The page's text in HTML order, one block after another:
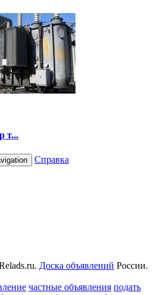
т...
Справка
Доска объявлений России.
частные объявления подать